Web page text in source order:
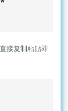
接复制粘贴即